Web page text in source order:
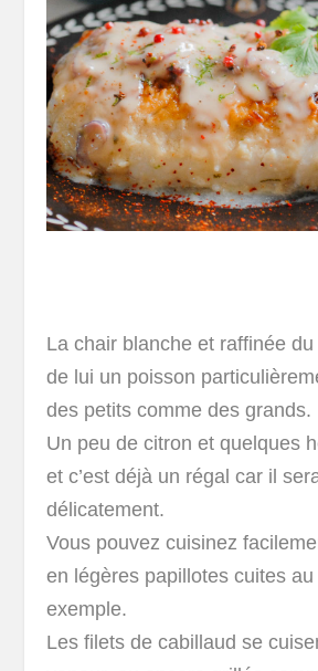
La chair blanche et raffinée
de lui un poisson
des petits comme des grands.
Un peu de citron et quelques
et c’est déjà un régal car il
délicatement.
Vous pouvez cuisinez
en légères papillotes cuites
exemple.
Les filets de cabillaud se